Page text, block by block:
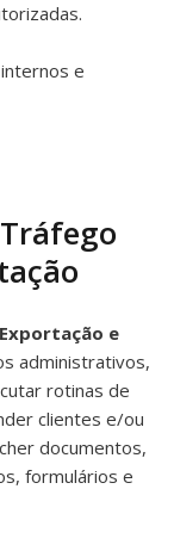
e
e
administrativos,
rotinas de
clientes e/ou
documentos,
formulários e